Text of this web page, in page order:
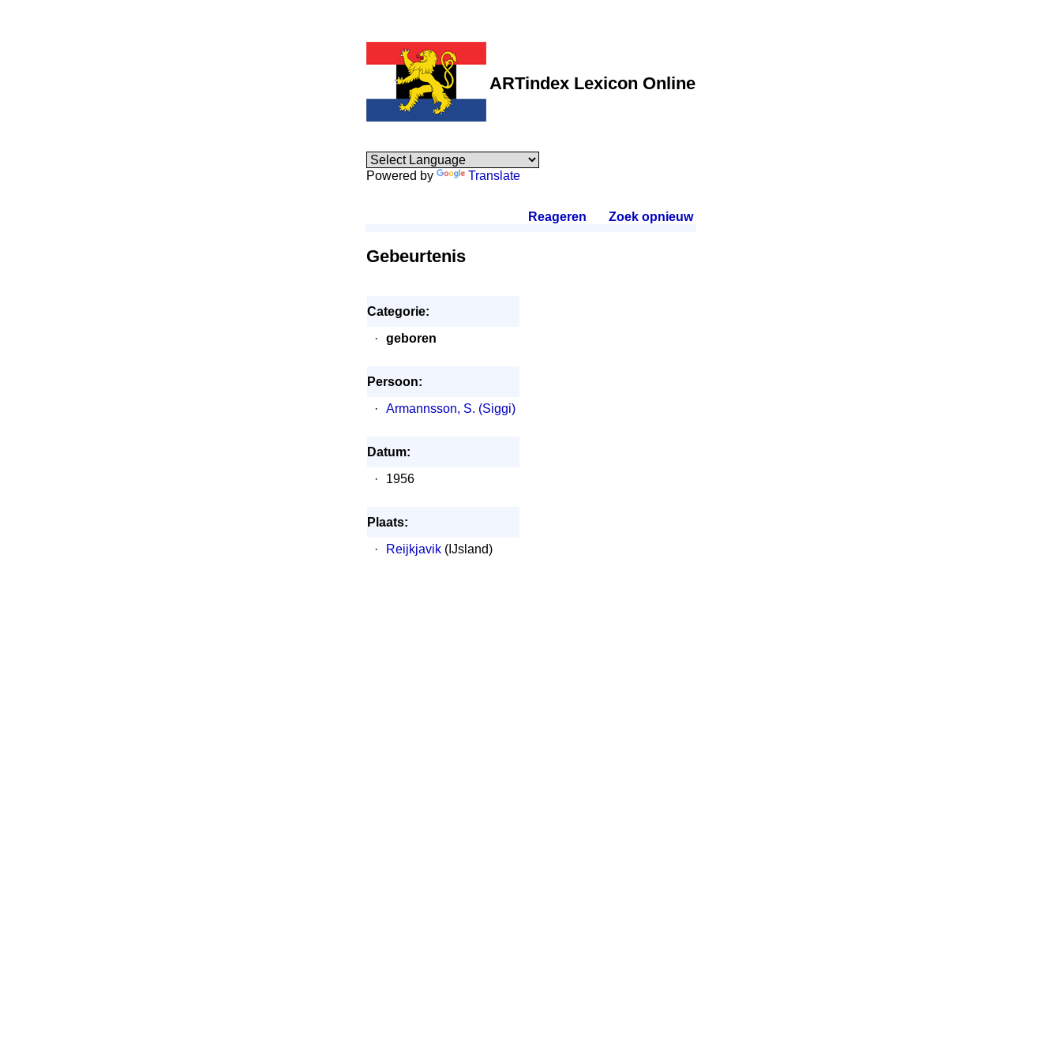
ARTindex Lexicon Online
Powered by Translate
Reageren Zoek opnieuw.
Gebeurtenis
Categorie:
·
geboren
Persoon:
·
Armannsson, S. (Siggi)
Datum:
·
1956
Plaats:
·
Reijkjavik(IJsland)